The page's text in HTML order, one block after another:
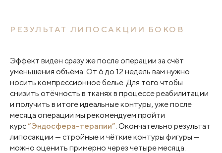
РЕЗУЛЬТАТ ЛИПОСАКЦИИ БОКОВ
Эффект виден сразу же после операции за счёт
уменьшения объёма. От 6 до 12 недель вам нужно
носить компрессионное бельё. Для того чтобы
снизить отёчность в тканях в процессе реабилитации
и получить в итоге идеальные контуры, уже после
месяца операции мы рекомендуем пройти
курс“Эндосфера-терапии” . Окончательно результат
липосакции — стройные и чёткие контуры фигуры —
можно оценить примерно через четыре месяца.